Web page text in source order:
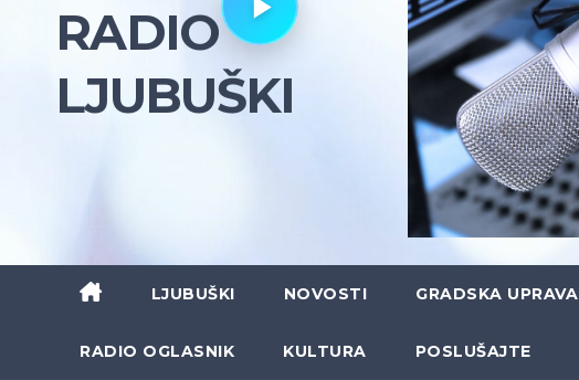
RADIO
LJUBUŠKI
LJUBUŠKI NOVOSTI GRADSKA UPRAVA
RADIO OGLASNIK KULTURA POSLUŠAJTE